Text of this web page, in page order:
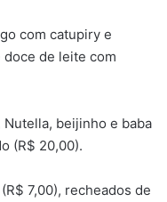
com catupiry e
doce de leite com
beijinho e baba
(R$ 20,00).
7,00), recheados de